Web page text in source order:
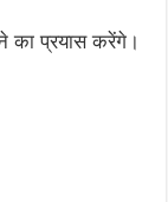
का प्रयास करेंगे।